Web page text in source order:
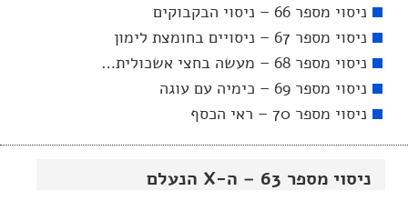
ניסוי מספר 63 – ה-X הנעלם
ניסוי מספר 66 – ניסוי הבקבוקים
ניסוי מספר 67 – ניסויים בחומצת לימון
ניסוי מספר 68 – מעשה בחצי אשכולית…
ניסוי מספר 69 – כימיה עם עוגה
ניסוי מספר 70 – ראי הכסף